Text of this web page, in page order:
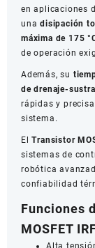
en aplicaciones
unadisipación
máxima de 175
de operación
Además, su
de drenaje-
rápidas y
sistema.
ElTransistor
sistemas de
robótica
confiabilidad
Funciones
MOSFET
Alta